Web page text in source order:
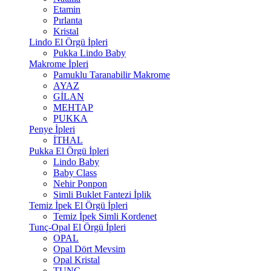
Etamin
Pırlanta
Kristal
Lindo El Örgü İpleri
Pukka Lindo Baby
Makrome İpleri
Pamuklu Taranabilir Makrome
AYAZ
GİLAN
MEHTAP
PUKKA
Penye İpleri
İTHAL
Pukka El Örgü İpleri
Lindo Baby
Baby Class
Nehir Ponpon
Simli Buklet Fantezi İplik
Temiz İpek El Örgü İpleri
Temiz İpek Simli Kordenet
Tunç-Opal El Örgü İpleri
OPAL
Opal Dört Mevsim
Opal Kristal